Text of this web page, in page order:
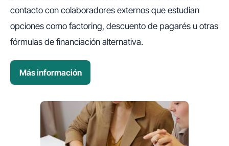
contacto con colaboradores externos que estudian
opciones como factoring, descuento de pagarés u otras
fórmulas de financiación alternativa.
Más información